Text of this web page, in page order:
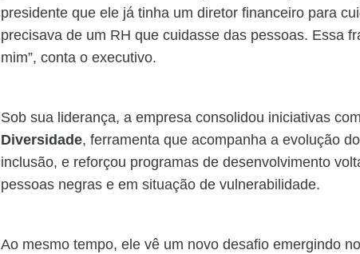
presidente que ele já tinha um diretor financeiro para
precisava de um RH que cuidasse das pessoas. Essa
mim”, conta o executivo.
Sob sua liderança, a empresa consolidou iniciativas
Diversidade, ferramenta que acompanha a evolução
inclusão, e reforçou programas de desenvolvimento
pessoas negras e em situação de vulnerabilidade.
Ao mesmo tempo, ele vê um novo desafio emergindo